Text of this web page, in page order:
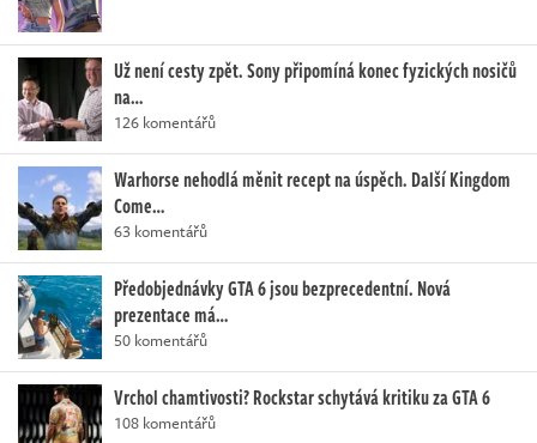
Už není cesty zpět. Sony připomíná konec fyzických nosičů
na…
126 komentářů
Warhorse nehodlá měnit recept na úspěch. Další Kingdom
Come…
63 komentářů
Předobjednávky GTA 6 jsou bezprecedentní. Nová
prezentace má…
50 komentářů
Vrchol chamtivosti? Rockstar schytává kritiku za GTA 6
108 komentářů